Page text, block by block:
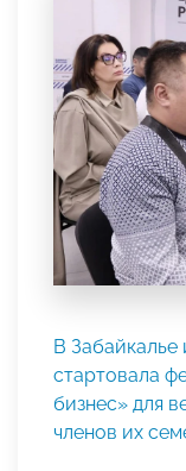
В Забайкалье
стартовала
бизнес» для
членов их